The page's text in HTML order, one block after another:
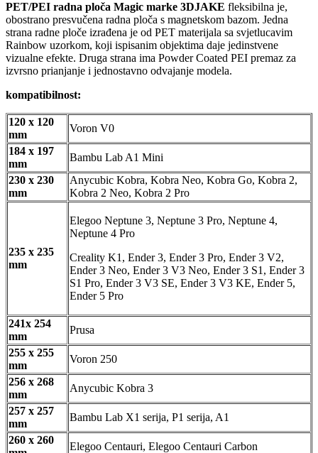
PET/PEI radna ploča Magic marke 3DJAKE fleksibilna je,
obostrano presvučena radna ploča s magnetskom bazom. Jedna
strana radne ploče izrađena je od PET materijala sa svjetlucavim
Rainbow uzorkom, koji ispisanim objektima daje jedinstvene
vizualne efekte. Druga strana ima Powder Coated PEI premaz za
izvrsno prianjanje i jednostavno odvajanje modela.
kompatibilnost:
120 x 120
mm
Voron V0
184 x 197
mm
Bambu Lab A1 Mini
230 x 230
mm
Anycubic Kobra, Kobra Neo, Kobra Go, Kobra 2,
Kobra 2 Neo, Kobra 2 Pro
235 x 235
mm
Elegoo Neptune 3, Neptune 3 Pro, Neptune 4,
Neptune 4 Pro
Creality K1, Ender 3, Ender 3 Pro, Ender 3 V2,
Ender 3 Neo, Ender 3 V3 Neo, Ender 3 S1, Ender 3
S1 Pro, Ender 3 V3 SE, Ender 3 V3 KE, Ender 5,
Ender 5 Pro
241x 254
mm
Prusa
255 x 255
mm
Voron 250
256 x 268
mm
Anycubic Kobra 3
257 x 257
mm
Bambu Lab X1 serija, P1 serija, A1
260 x 260
Elegoo Centauri, Elegoo Centauri Carbon